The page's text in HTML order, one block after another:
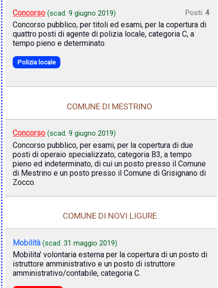
Concorso (scad. 9 giugno 2019) Posti: 4
Concorso pubblico, per titoli ed esami, per la copertura di
quattro posti di agente di polizia locale, categoria C, a
tempo pieno e determinato.
Polizia locale
COMUNE DI MESTRINO
Concorso (scad. 9 giugno 2019)
Concorso pubblico, per esami, per la copertura di due
posti di operaio specializzato, categoria B3, a tempo
pieno ed indeterminato, di cui un posto presso il Comune
di Mestrino e un posto presso il Comune di Grisignano di
Zocco.
COMUNE DI NOVI LIGURE
Mobilità (scad. 31 maggio 2019)
Mobilita' volontaria esterna per la copertura di un posto di
istruttore amministrativo e un posto di istruttore
amministrativo/contabile, categoria C.